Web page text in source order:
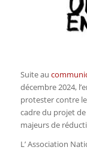
Suite au
décembre 2024,
protester contre
cadre du projet
majeurs de
L’ Association